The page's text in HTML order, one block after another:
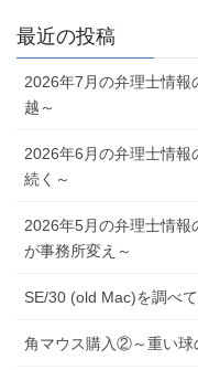
最近の投稿
2026年7月の弁理士情報
越～
2026年6月の弁理士情
続く～
2026年5月の弁理士情
が事務所変え～
SE/30 (old Mac)を調べ
角マウス購入②～重い球